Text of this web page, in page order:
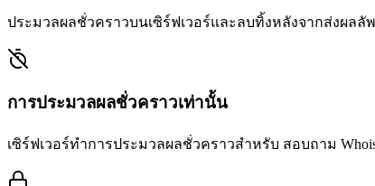
ประมวลผลชั่วคราวบนเซิร์ฟเวอร์และลบทิ้งหลังจากส่งผล
การประมวลผลชั่วคราวเท่านั้น
เซิร์ฟเวอร์ทำการประมวลผลชั่วคราวสำหรับ สอบถาม